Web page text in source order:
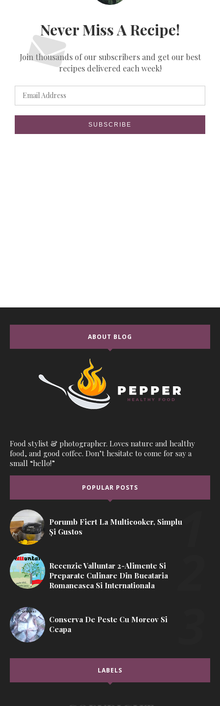
Never Miss A Recipe!
Join thousands of our subscribers and get our best
recipes delivered each week!
ABOUT BLOG
Food stylist & photographer. Loves nature and healthy
food, and good coffee. Don’t hesitate to come for say a
small “hello!”
POPULAR POSTS
Porumb Fiert La Multicooker, Simplu
Și Gustos
Recenzie Valluntar 2-Alimente Si
Preparate Culinare Din Bucataria
Romaneasca Si Internationala
Conserva De Peste Cu Morcov Si
Ceapa
LABELS